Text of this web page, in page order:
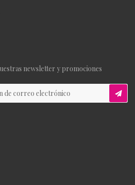
newsletter y promociones